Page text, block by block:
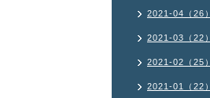
2021-04（26）
2021-03（22）
2021-02（25）
2021-01（22）